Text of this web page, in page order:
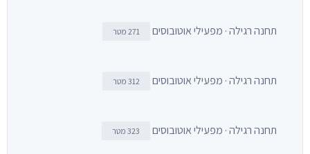
תחנה רגילה · מפעילי אוטובוסים 271 מטר
תחנה רגילה · מפעילי אוטובוסים 312 מטר
תחנה רגילה · מפעילי אוטובוסים 323 מטר